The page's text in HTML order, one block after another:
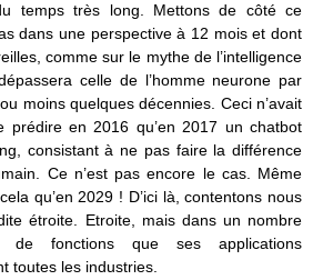
temps très long. Mettons de côté ce
dans une perspective à 12 mois et dont
comme sur le mythe de l’intelligence
celle de l’homme neurone par
moins quelques décennies. Ceci n’avait
prédire en 2016 qu’en 2017 un chatbot
consistant à ne pas faire la différence
Ce n’est pas encore le cas. Même
qu’en 2029 ! D’ici là, contentons nous
étroite. Etroite, mais dans un nombre
fonctions que ses applications
toutes les industries.